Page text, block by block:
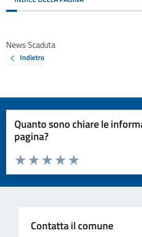
News Scaduta
Indietro
Quanto sono chiare le
pagina?
Valuta da 1 a 5 stelle la pagina
Valuta 5 stelle su 5
Valuta 4 stelle su 5
Valuta 3 stelle su 5
Valuta 2 stelle su 5
Valuta 1 stelle su 5
Contatta il comune